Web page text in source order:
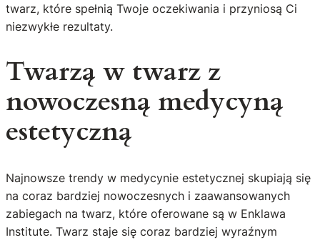
twarz, które spełnią Twoje oczekiwania i przyniosą Ci
niezwykłe rezultaty.
Twarzą w twarz z
nowoczesną medycyną
estetyczną
Najnowsze trendy w medycynie estetycznej skupiają się
na coraz bardziej nowoczesnych i zaawansowanych
zabiegach na twarz, które oferowane są w Enklawa
Institute. Twarz staje się coraz bardziej wyraźnym